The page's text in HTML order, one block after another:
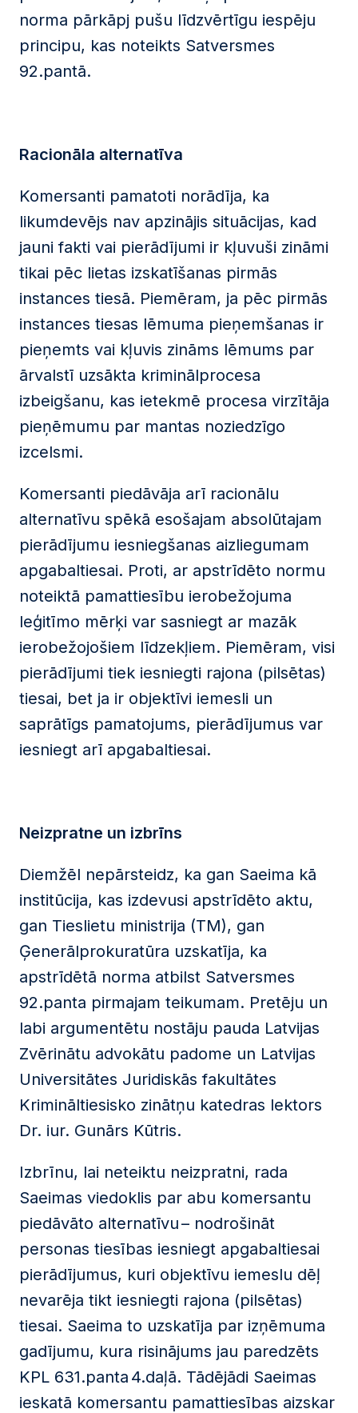
norma pārkāpj pušu līdzvērtīgu iespēju
principu, kas noteikts Satversmes
92.pantā.
Racionāla alternatīva
Komersanti pamatoti norādīja, ka
likumdevējs nav apzinājis situācijas, kad
jauni fakti vai pierādījumi ir kļuvuši zināmi
tikai pēc lietas izskatīšanas pirmās
instances tiesā. Piemēram, ja pēc pirmās
instances tiesas lēmuma pieņemšanas ir
pieņemts vai kļuvis zināms lēmums par
ārvalstī uzsākta kriminālprocesa
izbeigšanu, kas ietekmē procesa virzītāja
pieņēmumu par mantas noziedzīgo
izcelsmi.
Komersanti piedāvāja arī racionālu
alternatīvu spēkā esošajam absolūtajam
pierādījumu iesniegšanas aizliegumam
apgabaltiesai. Proti, ar apstrīdēto normu
noteiktā pamattiesību ierobežojuma
leģitīmo mērķi var sasniegt ar mazāk
ierobežojošiem līdzekļiem. Piemēram, visi
pierādījumi tiek iesniegti rajona (pilsētas)
tiesai, bet ja ir objektīvi iemesli un
saprātīgs pamatojums, pierādījumus var
iesniegt arī apgabaltiesai.
Neizpratne un izbrīns
Diemžēl nepārsteidz, ka gan Saeima kā
institūcija, kas izdevusi apstrīdēto aktu,
gan Tieslietu ministrija (TM), gan
Ģenerālprokuratūra uzskatīja, ka
apstrīdētā norma atbilst Satversmes
92.panta pirmajam teikumam. Pretēju un
labi argumentētu nostāju pauda Latvijas
Zvērinātu advokātu padome un Latvijas
Universitātes Juridiskās fakultātes
Krimināltiesisko zinātņu katedras lektors
Dr. iur. Gunārs Kūtris.
Izbrīnu, lai neteiktu neizpratni, rada
Saeimas viedoklis par abu komersantu
piedāvāto alternatīvu – nodrošināt
personas tiesības iesniegt apgabaltiesai
pierādījumus, kuri objektīvu iemeslu dēļ
nevarēja tikt iesniegti rajona (pilsētas)
tiesai. Saeima to uzskatīja par izņēmuma
gadījumu, kura risinājums jau paredzēts
KPL 631.panta 4.daļā. Tādējādi Saeimas
ieskatā komersantu pamattiesības aizskar